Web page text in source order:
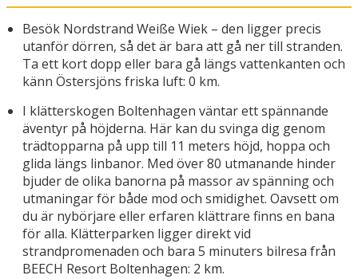
Besök Nordstrand Weiße Wiek – den ligger precis
utanför dörren, så det är bara att gå ner till stranden.
Ta ett kort dopp eller bara gå längs vattenkanten och
känn Östersjöns friska luft: 0 km.
I klätterskogen Boltenhagen väntar ett spännande
äventyr på höjderna. Här kan du svinga dig genom
trädtopparna på upp till 11 meters höjd, hoppa och
glida längs linbanor. Med över 80 utmanande hinder
bjuder de olika banorna på massor av spänning och
utmaningar för både mod och smidighet. Oavsett om
du är nybörjare eller erfaren klättrare finns en bana
för alla. Klätterparken ligger direkt vid
strandpromenaden och bara 5 minuters bilresa från
BEECH Resort Boltenhagen: 2 km.